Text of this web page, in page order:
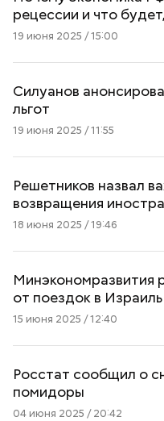
рецессии и что
19 июня 2025 / 15:00
Силуанов
льгот
19 июня 2025 / 11:55
Решетников назвал
возвращения
18 июня 2025 / 19:46
Минэкономразвития
от поездок в
15 июня 2025 / 12:40
Росстат сообщил о
помидоры
04 июня 2025 / 20:42